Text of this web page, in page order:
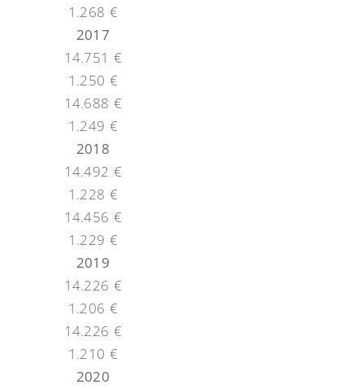
1.268 €
2017
14.751 €
1.250 €
14.688 €
1.249 €
2018
14.492 €
1.228 €
14.456 €
1.229 €
2019
14.226 €
1.206 €
14.226 €
1.210 €
2020